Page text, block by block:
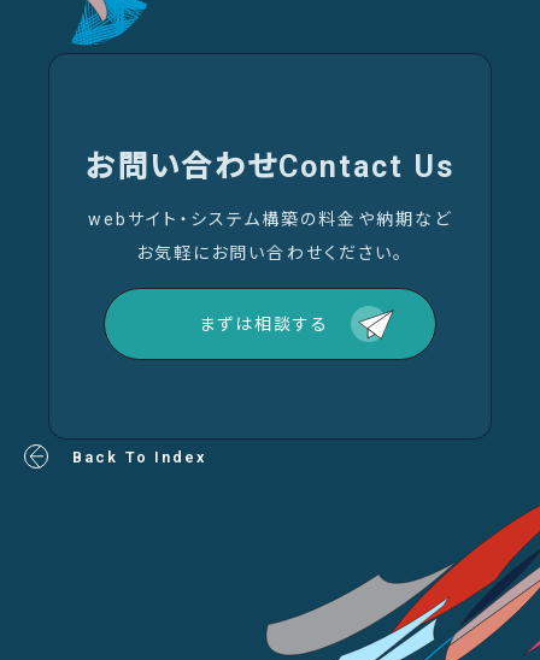
お問い合わせContact Us
webサイト・システム構築の料金や納期など
お気軽にお問い合わせください。
まずは相談する
Back To Index